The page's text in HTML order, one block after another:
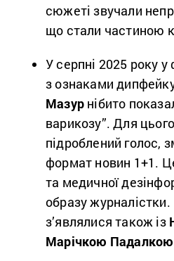
сюжеті звучали
що стали частиною
У серпні 2025 року у
з ознаками
Мазур нібито
варикозу”. Для
підроблений голос,
формат новин 1+1.
та медичної
образу
з’являлися також із
Марічкою Падалкою